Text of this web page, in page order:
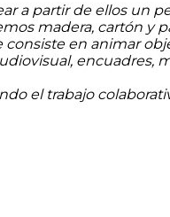
a partir de ellos un
madera, cartón y
en animar
encuadres,
el trabajo